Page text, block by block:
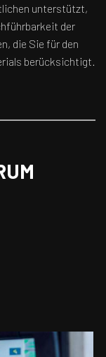
unterstützt,
der
die Sie für den
berücksichtigt.